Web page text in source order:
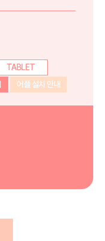
TABLET
어플 설치 안내